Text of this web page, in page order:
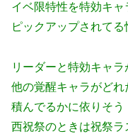
イベ限特性を特効キ
ピックアップされて
リーダーと特効キャ
他の覚醒キャラがど
積んでるかに依りそう
西祝祭のときは祝祭